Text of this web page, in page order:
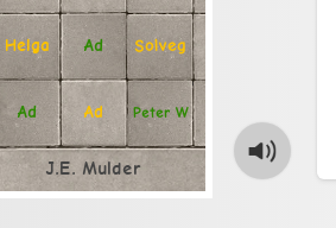
Helga Ad Solveg
Ad Ad Peter W
J.E. Mulder